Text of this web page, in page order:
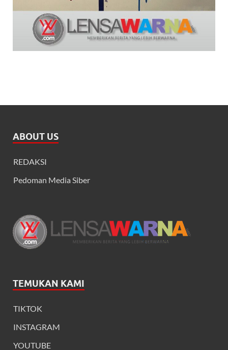
ABOUT US
REDAKSI
Pedoman Media Siber
TEMUKAN KAMI
TIKTOK
INSTAGRAM
YOUTUBE